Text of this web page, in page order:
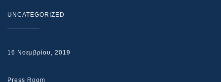
UNCATEGORIZED
16 Νοεμβρίου, 2019
Press Room